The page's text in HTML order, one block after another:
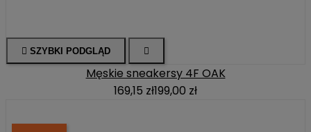
 SZYBKI PODGLĄD 
Męskie sneakersy 4F OAK
169,15 zł199,00 zł